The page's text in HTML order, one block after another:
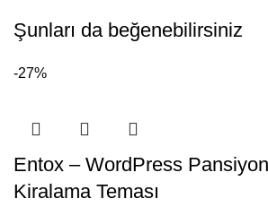
Şunları da beğenebilirsiniz
-27%
Entox – WordPress
Kiralama Teması